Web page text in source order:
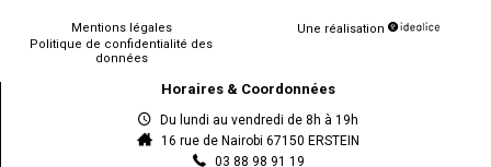
Mentions légales
Politique de confidentialité des
données
Une réalisation
Horaires & Coordonnées
Du lundi au vendredi de 8h à 19h
16 rue de Nairobi 67150 ERSTEIN
03 88 98 91 19